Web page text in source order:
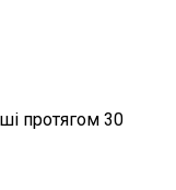
протягом 30